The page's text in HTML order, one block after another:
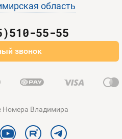
область
55-55
звонок
Номера Владимира